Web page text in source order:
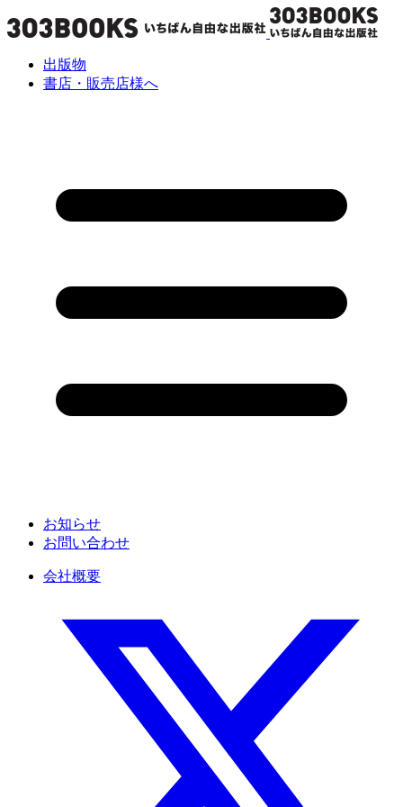
出版物
書店・販売店様へ
お知らせ
お問い合わせ
会社概要